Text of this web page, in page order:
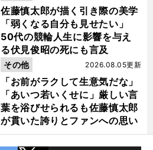
佐藤慎太郎が描く引き際の美学
「弱くなる自分も見せたい」
50代の競輪人生に影響を与え
る伏見俊昭の死にも言及
「お前がラクして生意気だな」
「あいつ若いくせに」厳しい言
葉を浴びせられるも佐藤慎太郎
が貫いた誇りとファンへの思い
2026.08.05更新
その他